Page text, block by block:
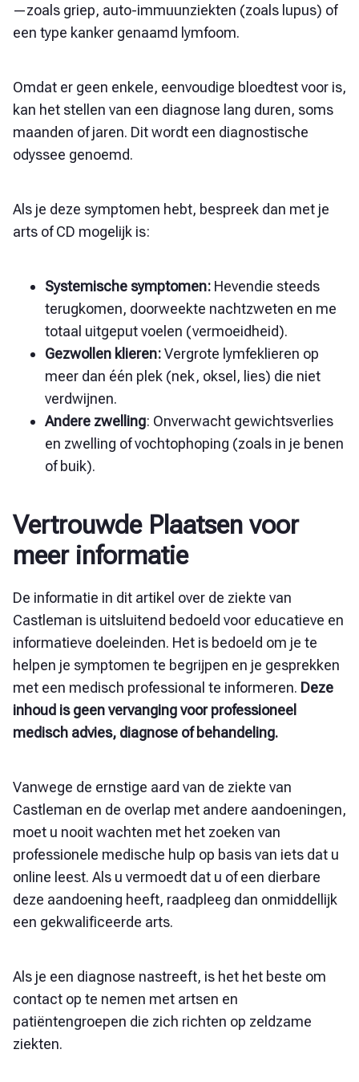
—zoals griep, auto-immuunziekten (zoals lupus) of
een type kanker genaamd lymfoom.
Omdat er geen enkele, eenvoudige bloedtest voor is,
kan het stellen van een diagnose lang duren, soms
maanden of jaren. Dit wordt een diagnostische
odyssee genoemd.
Als je deze symptomen hebt, bespreek dan met je
arts of CD mogelijk is:
Systemische symptomen: Hevendie steeds
terugkomen, doorweekte nachtzweten en me
totaal uitgeput voelen (vermoeidheid).
Gezwollen klieren:Vergrote lymfeklieren op
meer dan één plek (nek, oksel, lies) die niet
verdwijnen.
Andere zwelling: Onverwacht gewichtsverlies
en zwelling of vochtophoping (zoals in je benen
of buik).
Vertrouwde Plaatsen voor
meer informatie
De informatie in dit artikel over de ziekte van
Castleman is uitsluitend bedoeld voor educatieve en
informatieve doeleinden. Het is bedoeld om je te
helpen je symptomen te begrijpen en je gesprekken
met een medisch professional te informeren. Deze
inhoud is geen vervanging voor professioneel
medisch advies, diagnose of behandeling.
Vanwege de ernstige aard van de ziekte van
Castleman en de overlap met andere aandoeningen,
moet u nooit wachten met het zoeken van
professionele medische hulp op basis van iets dat u
online leest. Als u vermoedt dat u of een dierbare
deze aandoening heeft, raadpleeg dan onmiddellijk
een gekwalificeerde arts.
Als je een diagnose nastreeft, is het het beste om
contact op te nemen met artsen en
patiëntengroepen die zich richten op zeldzame
ziekten.